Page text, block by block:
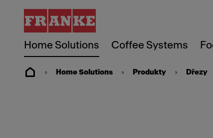
Home Solutions Coffee Systems
Home Solutions Produkty Dřezy